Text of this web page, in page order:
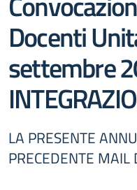
Docenti
settembre
LA PRESENTE
PRECEDENTE MAIL